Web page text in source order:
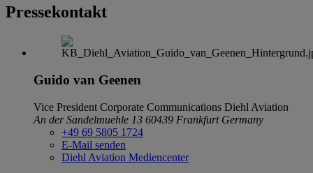
Pressekontakt
Guido van Geenen
Vice President Corporate Communications Diehl Aviation
An der Sandelmuehle 13 60439 Frankfurt Germany
+49 69 5805 1724
E-Mail senden
Diehl Aviation Mediencenter